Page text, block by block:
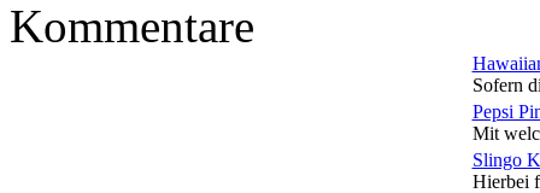
Kommentare
Sofern
Pepsi
Mit
Slingo
Hierbei